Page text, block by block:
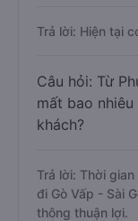
Trả lời: Hiện tại
Câu hỏi: Từ
mất bao
khách?
Trả lời: Thời
đi Gò Vấp - Sài
thông thuận lợi.